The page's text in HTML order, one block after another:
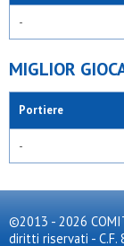
-
MIGLIOR
Portiere
-
©2013 - 2026
diritti riservati - C.F.